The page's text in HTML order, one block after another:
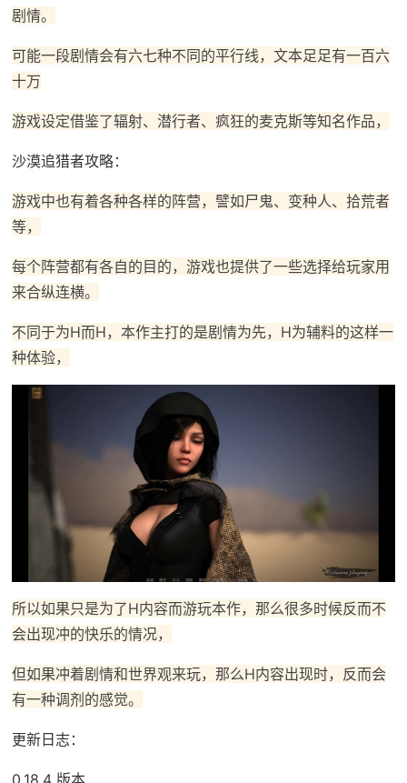
剧情。
可能一段剧情会有六七种不同的平行线，文本足足有一百六
十万
游戏设定借鉴了辐射、潜行者、疯狂的麦克斯等知名作品，
沙漠追猎者攻略：
游戏中也有着各种各样的阵营，譬如尸鬼、变种人、拾荒者
等，
每个阵营都有各自的目的，游戏也提供了一些选择给玩家用
来合纵连横。
不同于为H而H，本作主打的是剧情为先，H为辅料的这样一
种体验，
所以如果只是为了H内容而游玩本作，那么很多时候反而不
会出现冲的快乐的情况，
但如果冲着剧情和世界观来玩，那么H内容出现时，反而会
有一种调剂的感觉。
更新日志：
0.18.4 版本